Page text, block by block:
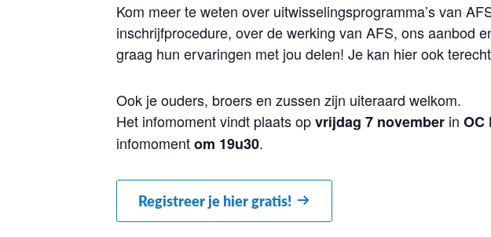
Kom meer te weten over uitwisselingsprogramma’s van
inschrijfprocedure, over de werking van AFS, ons aanbod
graag hun ervaringen met jou delen! Je kan hier ook
Ook je ouders, broers en zussen zijn uiteraard welkom.
Het infomoment vindt plaats opvrijdag 7 november in OC
infomomentom 19u30.
Registreer je hier gratis!